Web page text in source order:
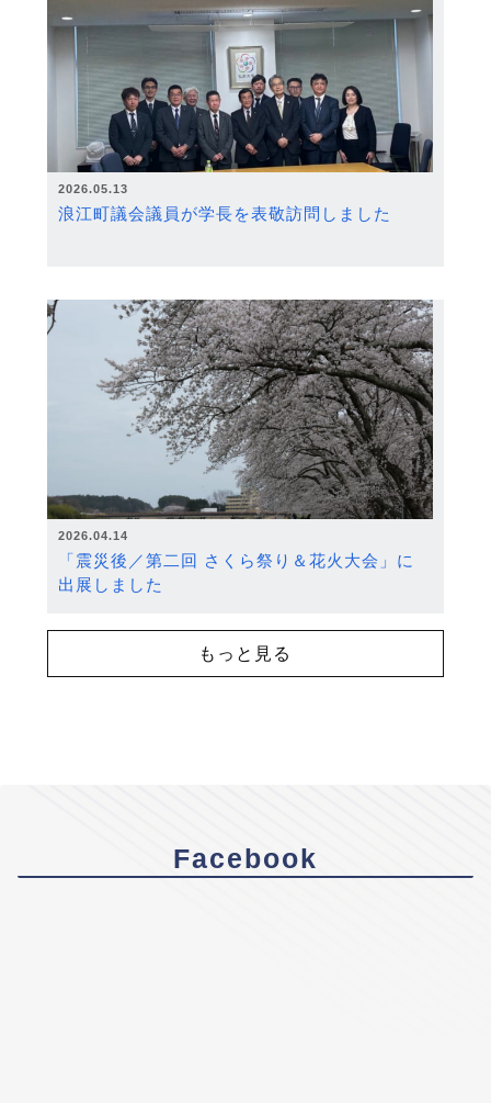
2026.05.13
浪江町議会議員が学長を表敬訪問しました
2026.04.14
「震災後／第二回 さくら祭り＆花火大会」に
出展しました
もっと見る
Facebook